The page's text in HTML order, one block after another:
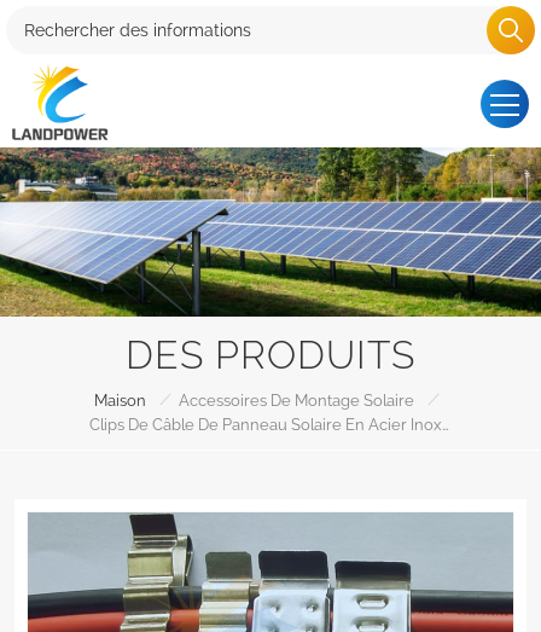
DES PRODUITS
Maison / Accessoires De Montage Solaire
/